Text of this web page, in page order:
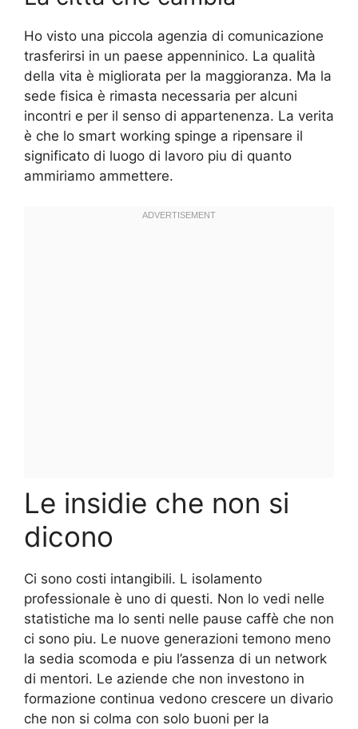
Ho visto una piccola agenzia di comunicazione
trasferirsi in un paese appenninico. La qualità
della vita è migliorata per la maggioranza. Ma la
sede fisica è rimasta necessaria per alcuni
incontri e per il senso di appartenenza. La verita
è che lo smart working spinge a ripensare il
significato di luogo di lavoro piu di quanto
ammiriamo ammettere.
Le insidie che non si
dicono
Ci sono costi intangibili. L isolamento
professionale è uno di questi. Non lo vedi nelle
statistiche ma lo senti nelle pause caffè che non
ci sono piu. Le nuove generazioni temono meno
la sedia scomoda e piu l’assenza di un network
di mentori. Le aziende che non investono in
formazione continua vedono crescere un divario
che non si colma con solo buoni per la